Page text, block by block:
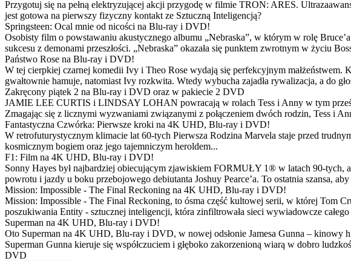
Przygotuj się na pełną elektryzującej akcji przygodę w filmie TRON: ARES.
jest gotowa na pierwszy fizyczny kontakt ze Sztuczną Inteligencją?
Springsteen: Ocal mnie od nicości na Blu-ray i DVD!
Osobisty film o powstawaniu akustycznego albumu „Nebraska”, w którym w rolę
sukcesu z demonami przeszłości. „Nebraska” okazała się punktem zwrotnym w życiu
Państwo Rose na Blu-ray i DVD!
W tej cierpkiej czarnej komedii Ivy i Theo Rose wydają się perfekcyjnym małżeństwem.
gwałtownie hamuje, natomiast Ivy rozkwita. Wtedy wybucha zajadła rywalizacja, a do
Zakręcony piątek 2 na Blu-ray i DVD oraz w pakiecie 2 DVD
JAMIE LEE CURTIS i LINDSAY LOHAN powracają w rolach Tess i Anny w tym
Zmagając się z licznymi wyzwaniami związanymi z połączeniem dwóch rodzin, Tess i
Fantastyczna Czwórka: Pierwsze kroki na 4K UHD, Blu-ray i DVD!
W retrofuturystycznym klimacie lat 60-tych Pierwsza Rodzina Marvela staje przed
kosmicznym bogiem oraz jego tajemniczym heroldem...
F1: Film na 4K UHD, Blu-ray i DVD!
Sonny Hayes był najbardziej obiecującym zjawiskiem FORMUŁY 1® w latach 90-tych,
powrotu i jazdy u boku przebojowego debiutanta Joshuy Pearce’a. To ostatnia szansa,
Mission: Impossible - The Final Reckoning na 4K UHD, Blu-ray i DVD!
Mission: Impossible - The Final Reckoning, to ósma część kultowej serii, w której Tom
poszukiwania Entity - sztucznej inteligencji, która zinfiltrowała sieci wywiadowcze
Superman na 4K UHD, Blu-ray i DVD!
Oto Superman na 4K UHD, Blu-ray i DVD, w nowej odsłonie Jamesa Gunna – kinowy
Superman Gunna kieruje się współczuciem i głęboko zakorzenioną wiarą w dobro
DVD